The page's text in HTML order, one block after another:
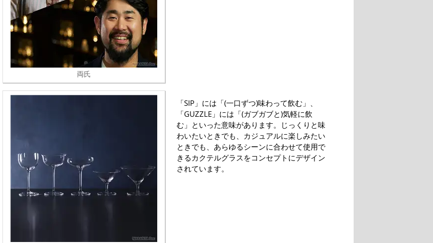
両氏
「SIP」には「(一口ずつ)味わって飲む」、
「GUZZLE」には「(ガブガブと)気軽に飲
む」といった意味があります。じっくりと味
わいたいときでも、カジュアルに楽しみたい
ときでも、あらゆるシーンに合わせて使用で
きるカクテルグラスをコンセプトにデザイン
されています。